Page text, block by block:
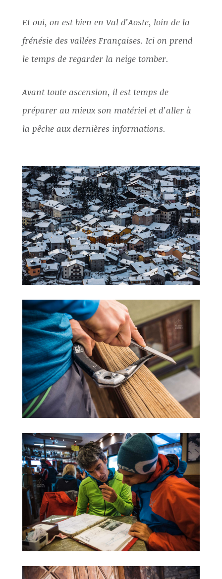
Et oui, on est bien en Val d’Aoste, loin de la
frénésie des vallées Françaises. Ici on prend
le temps de regarder la neige tomber.
Avant toute ascension, il est temps de
préparer au mieux son matériel et d’aller à
la pêche aux dernières informations.